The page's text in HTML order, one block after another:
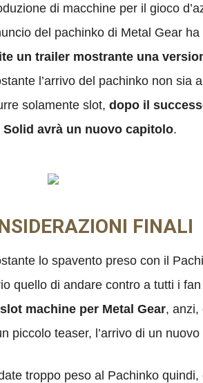
di macchine per il gioco
del pachinko di Metal Gear
un trailer mostrante una
l’arrivo del pachinko non sia
solamente slot, dopo il
Solid avrà un nuovo capitolo.
FINALI
lo spavento preso con il
quello di andare contro a tutti i
machine per Metal Gear, anzi,
piccolo teaser, l’arrivo di un
troppo peso al Pachinko